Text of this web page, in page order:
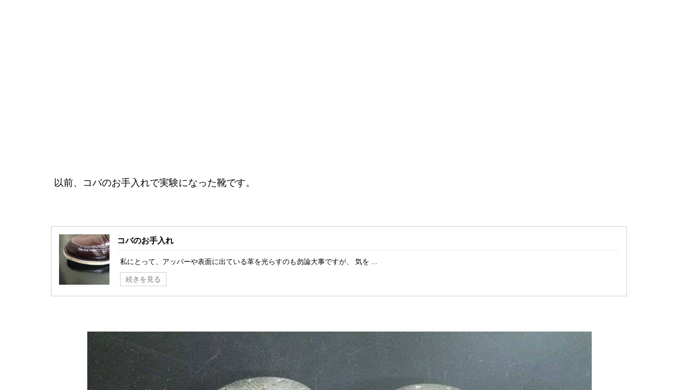
以前、コバのお手入れで実験になった靴です。
コバのお手入れ
私にとって、アッパーや表面に出ている革を光らすのも勿論大事ですが、 気を ...
続きを見る